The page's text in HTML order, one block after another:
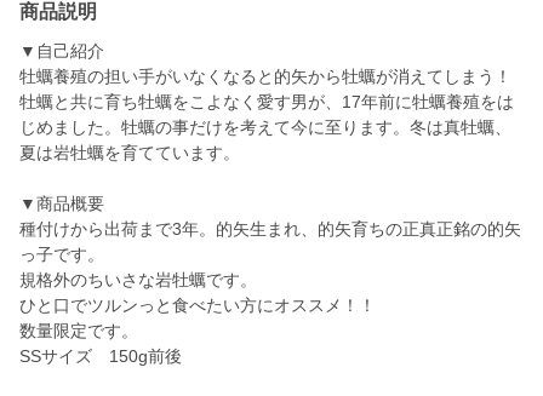
商品説明
▼自己紹介
牡蠣養殖の担い手がいなくなると的矢から牡蠣が消えてしまう！
牡蠣と共に育ち牡蠣をこよなく愛す男が、17年前に牡蠣養殖をは
じめました。牡蠣の事だけを考えて今に至ります。冬は真牡蠣、
夏は岩牡蠣を育てています。
▼商品概要
種付けから出荷まで3年。的矢生まれ、的矢育ちの正真正銘の的矢
っ子です。
規格外のちいさな岩牡蠣です。
ひと口でツルンっと食べたい方にオススメ！！
数量限定です。
SSサイズ 150g前後